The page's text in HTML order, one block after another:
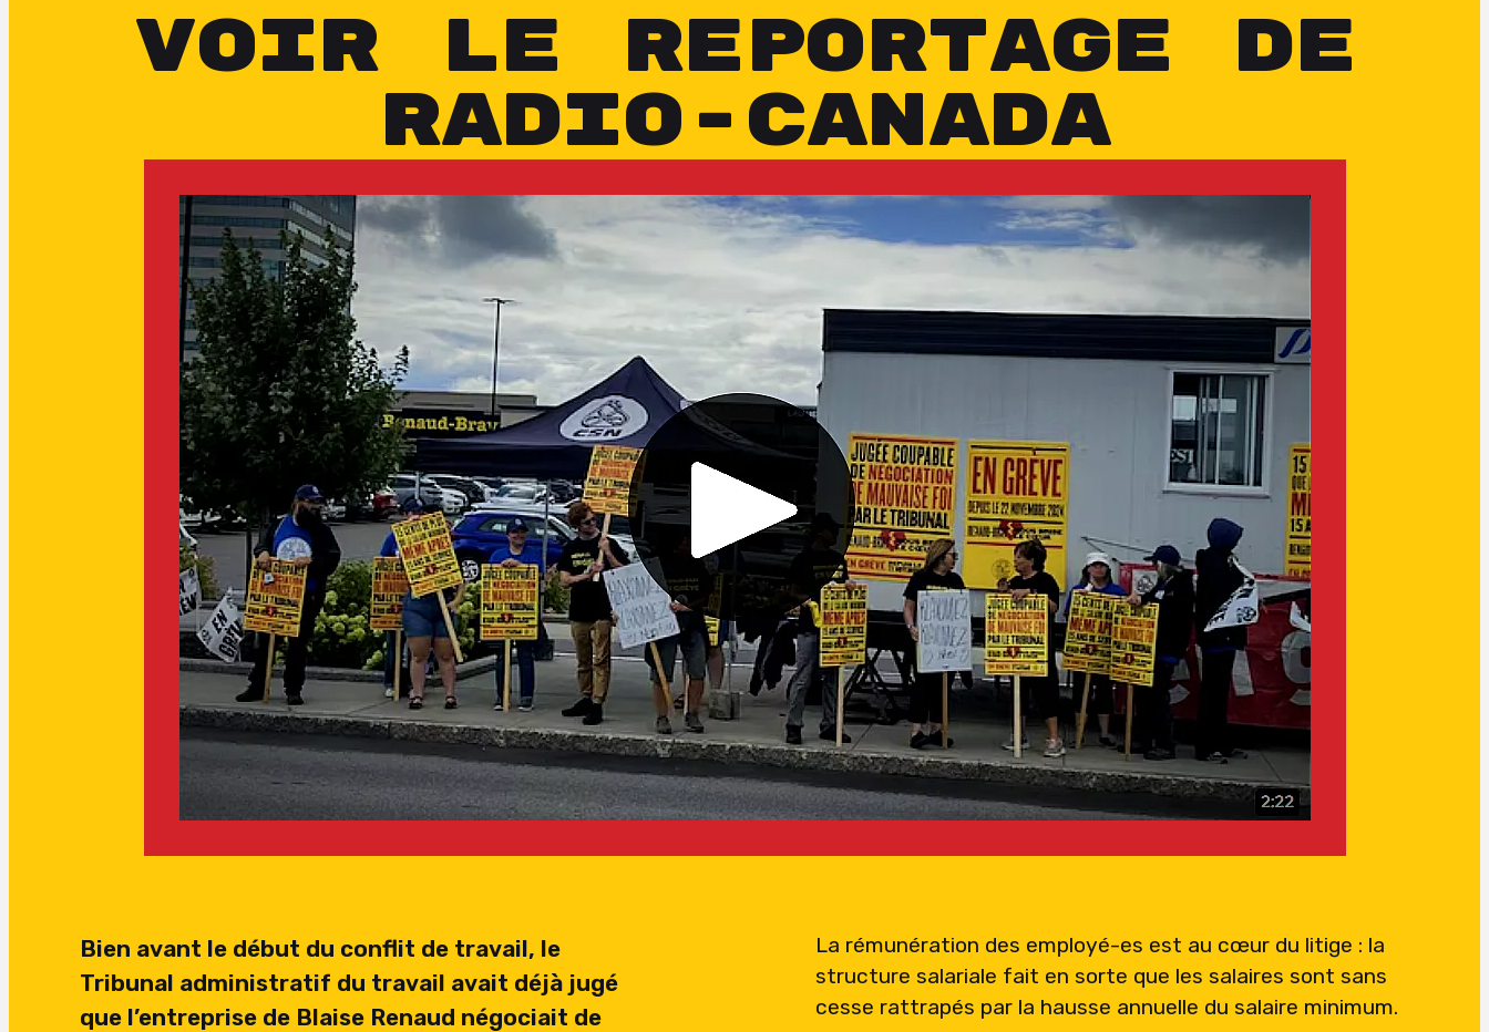
VOIR LE REPORTAGE DE
RADIO-CANADA
Bien avant le début du conflit de travail, le
Tribunal administratif du travail avait déjà jugé
que l’entreprise de Blaise Renaud négociait de
La rémunération des employé-es est au cœur du litige : la
structure salariale fait en sorte que les salaires sont sans
cesse rattrapés par la hausse annuelle du salaire minimum.